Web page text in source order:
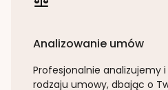
Analizowanie umów
Profesjonalnie analizujemy
rodzaju umowy, dbając o